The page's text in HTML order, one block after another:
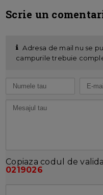
Scrie un
Adresa de mail nu se
campurile trebuie
Copiaza codul de
0219026